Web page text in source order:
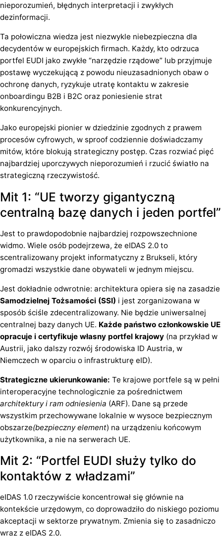
nieporozumień, błędnych interpretacji i zwykłych
dezinformacji.
Ta połowiczna wiedza jest niezwykle niebezpieczna dla
decydentów w europejskich firmach. Każdy, kto odrzuca
portfel EUDI jako zwykłe “narzędzie rządowe” lub przyjmuje
postawę wyczekującą z powodu nieuzasadnionych obaw o
ochronę danych, ryzykuje utratę kontaktu w zakresie
onboardingu B2B i B2C oraz poniesienie strat
konkurencyjnych.
Jako europejski pionier w dziedzinie zgodnych z prawem
procesów cyfrowych, w sproof codziennie doświadczamy
mitów, które blokują strategiczny postęp. Czas rozwiać pięć
najbardziej uporczywych nieporozumień i rzucić światło na
strategiczną rzeczywistość.
Mit 1: “UE tworzy gigantyczną
centralną bazę danych i jeden portfel”
Jest to prawdopodobnie najbardziej rozpowszechnione
widmo. Wiele osób podejrzewa, że eIDAS 2.0 to
scentralizowany projekt informatyczny z Brukseli, który
gromadzi wszystkie dane obywateli w jednym miejscu.
Jest dokładnie odwrotnie: architektura opiera się na zasadzie
Samodzielnej Tożsamości (SSI) i jest zorganizowana w
sposób ściśle zdecentralizowany. Nie będzie uniwersalnej
centralnej bazy danych UE. Każde państwo członkowskie UE
opracuje i certyfikuje własny portfel krajowy (na przykład w
Austrii, jako dalszy rozwój środowiska ID Austria, w
Niemczech w oparciu o infrastrukturę eID).
Strategiczne ukierunkowanie: Te krajowe portfele są w pełni
interoperacyjne technologicznie za pośrednictwem
architektury i ram odniesienia (ARF). Dane są przede
wszystkim przechowywane lokalnie w wysoce bezpiecznym
obszarze(bezpieczny element) na urządzeniu końcowym
użytkownika, a nie na serwerach UE.
Mit 2: “Portfel EUDI służy tylko do
kontaktów z władzami”
eIDAS 1.0 rzeczywiście koncentrował się głównie na
kontekście urzędowym, co doprowadziło do niskiego poziomu
akceptacji w sektorze prywatnym. Zmienia się to zasadniczo
wraz z eIDAS 2.0.